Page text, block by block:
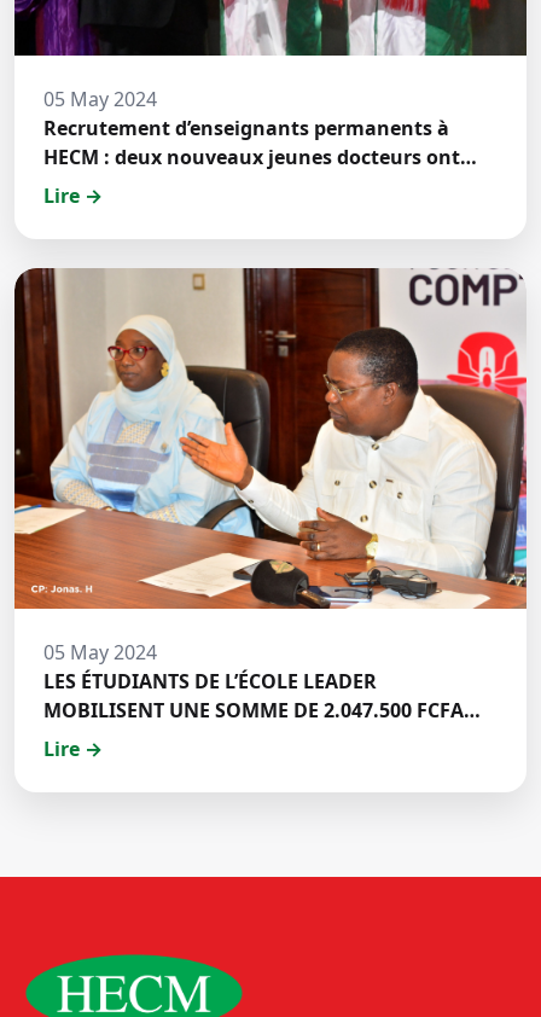
05 May 2024
Recrutement d’enseignants permanents à
HECM : deux nouveaux jeunes docteurs ont
prêté́ serment
Lire →
05 May 2024
LES ÉTUDIANTS DE L’ÉCOLE LEADER
MOBILISENT UNE SOMME DE 2.047.500 FCFA
POUR LE FONDS ZÉRO PALU:DISCOURS DE M.
DE HECM
Lire →